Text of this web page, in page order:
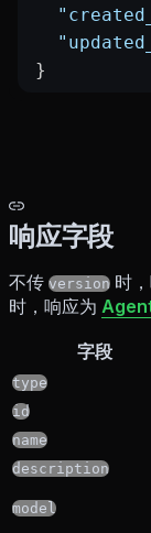
}
响应字段
不传 version 时
时，响应为
字段
type
id
name
description
model